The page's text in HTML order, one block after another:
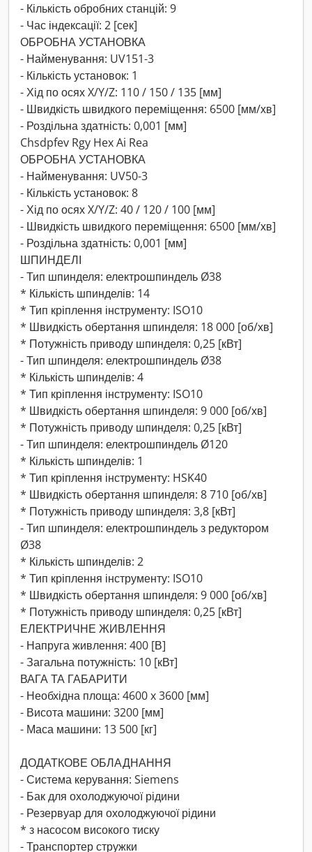
- Кількість обробних станцій: 9
- Час індексації: 2 [сек]
ОБРОБНА УСТАНОВКА
- Найменування: UV151-3
- Кількість установок: 1
- Хід по осях X/Y/Z: 110 / 150 / 135 [мм]
- Швидкість швидкого переміщення: 6500 [мм/хв]
- Роздільна здатність: 0,001 [мм]
Chsdpfev Rgy Hex Ai Rea
ОБРОБНА УСТАНОВКА
- Найменування: UV50-3
- Кількість установок: 8
- Хід по осях X/Y/Z: 40 / 120 / 100 [мм]
- Швидкість швидкого переміщення: 6500 [мм/хв]
- Роздільна здатність: 0,001 [мм]
ШПИНДЕЛІ
- Тип шпинделя: електрошпиндель Ø38
* Кількість шпинделів: 14
* Тип кріплення інструменту: ISO10
* Швидкість обертання шпинделя: 18 000 [об/хв]
* Потужність приводу шпинделя: 0,25 [кВт]
- Тип шпинделя: електрошпиндель Ø38
* Кількість шпинделів: 4
* Тип кріплення інструменту: ISO10
* Швидкість обертання шпинделя: 9 000 [об/хв]
* Потужність приводу шпинделя: 0,25 [кВт]
- Тип шпинделя: електрошпиндель Ø120
* Кількість шпинделів: 1
* Тип кріплення інструменту: HSK40
* Швидкість обертання шпинделя: 8 710 [об/хв]
* Потужність приводу шпинделя: 3,8 [кВт]
- Тип шпинделя: електрошпиндель з редуктором
Ø38
* Кількість шпинделів: 2
* Тип кріплення інструменту: ISO10
* Швидкість обертання шпинделя: 9 000 [об/хв]
* Потужність приводу шпинделя: 0,25 [кВт]
ЕЛЕКТРИЧНЕ ЖИВЛЕННЯ
- Напруга живлення: 400 [В]
- Загальна потужність: 10 [кВт]
ВАГА ТА ГАБАРИТИ
- Необхідна площа: 4600 x 3600 [мм]
- Висота машини: 3200 [мм]
- Маса машини: 13 500 [кг]
ДОДАТКОВЕ ОБЛАДНАННЯ
- Система керування: Siemens
- Бак для охолоджуючої рідини
- Резервуар для охолоджуючої рідини
* з насосом високого тиску
- Транспортер стружки